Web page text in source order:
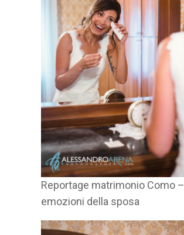
Reportage matrimonio Como –
emozioni della sposa